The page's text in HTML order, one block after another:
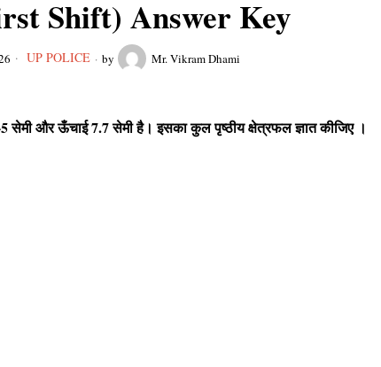
Shift) Answer Key
UP POLICE by Mr. Vikram Dhami
सेमी और ऊँचाई7.7सेमी है। इसका कुल पृष्ठीय क्षेत्रफल ज्ञात कीजिए ।